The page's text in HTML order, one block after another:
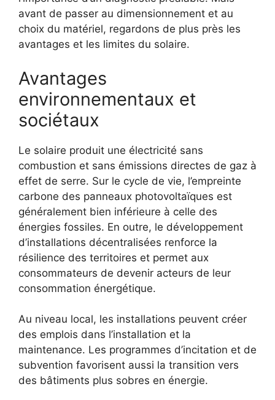
avant de passer au dimensionnement et au
choix du matériel, regardons de plus près les
avantages et les limites du solaire.
Avantages
environnementaux et
sociétaux
Le solaire produit une électricité sans
combustion et sans émissions directes de gaz à
effet de serre. Sur le cycle de vie, l’empreinte
carbone des panneaux photovoltaïques est
généralement bien inférieure à celle des
énergies fossiles. En outre, le développement
d’installations décentralisées renforce la
résilience des territoires et permet aux
consommateurs de devenir acteurs de leur
consommation énergétique.
Au niveau local, les installations peuvent créer
des emplois dans l’installation et la
maintenance. Les programmes d’incitation et de
subvention favorisent aussi la transition vers
des bâtiments plus sobres en énergie.